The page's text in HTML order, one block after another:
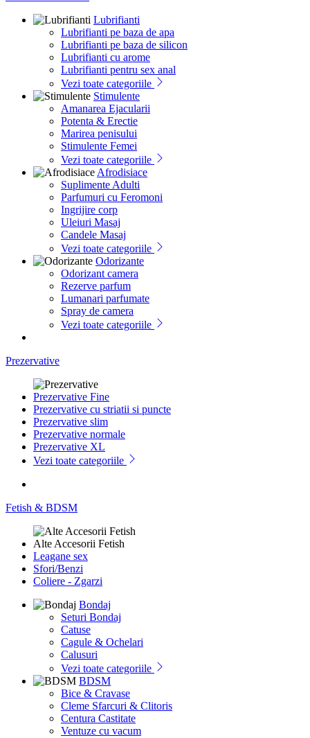
Lubrifianti
Lubrifianti pe baza de apa
Lubrifianti pe baza de silicon
Lubrifianti cu arome
Lubrifianti pentru sex anal
Vezi toate categoriile
Stimulente
Amanarea Ejacularii
Potenta & Erectie
Marirea penisului
Stimulente Femei
Vezi toate categoriile
Afrodisiace
Suplimente Adulti
Parfumuri cu Feromoni
Ingrijire corp
Uleiuri Masaj
Candele Masaj
Vezi toate categoriile
Odorizante
Odorizant camera
Rezerve parfum
Lumanari parfumate
Spray de camera
Vezi toate categoriile
Prezervative
Prezervative Fine
Prezervative cu striatii si puncte
Prezervative slim
Prezervative normale
Prezervative XL
Vezi toate categoriile
Fetish & BDSM
Alte Accesorii Fetish
Leagane sex
Sfori/Benzi
Coliere - Zgarzi
Bondaj
Seturi Bondaj
Catuse
Cagule & Ochelari
Calusuri
Vezi toate categoriile
BDSM
Bice & Cravase
Cleme Sfarcuri & Clitoris
Centura Castitate
Ventuze cu vacum